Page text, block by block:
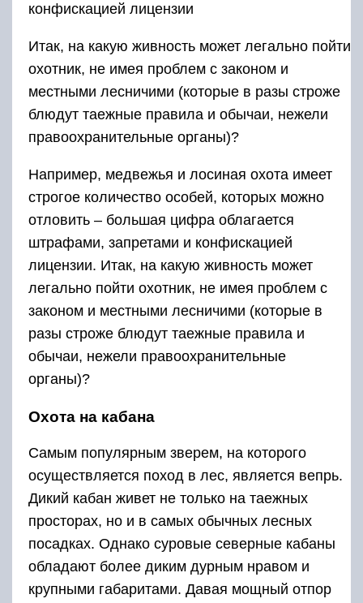
конфискацией лицензии
Итак, на какую живность может легально пойти
охотник, не имея проблем с законом и
местными лесничими (которые в разы строже
блюдут таежные правила и обычаи, нежели
правоохранительные органы)?
Например, медвежья и лосиная охота имеет
строгое количество особей, которых можно
отловить ‒ большая цифра облагается
штрафами, запретами и конфискацией
лицензии. Итак, на какую живность может
легально пойти охотник, не имея проблем с
законом и местными лесничими (которые в
разы строже блюдут таежные правила и
обычаи, нежели правоохранительные
органы)?
Охота на кабана
Самым популярным зверем, на которого
осуществляется поход в лес, является вепрь.
Дикий кабан живет не только на таежных
просторах, но и в самых обычных лесных
посадках. Однако суровые северные кабаны
обладают более диким дурным нравом и
крупными габаритами. Давая мощный отпор